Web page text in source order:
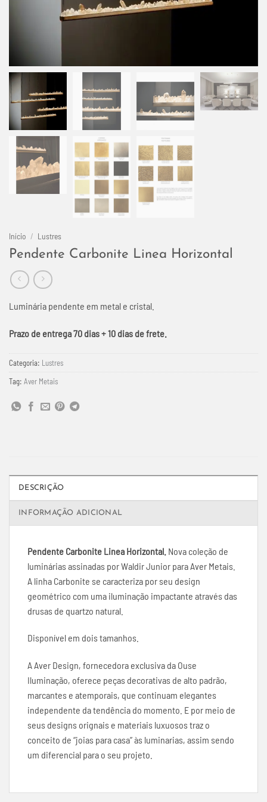
Início / Lustres
Pendente Carbonite Linea Horizontal
Luminária pendente em metal e cristal.
Prazo de entrega 70 dias + 10 dias de frete.
Categoria: Lustres
Tag: Aver Metais
DESCRIÇÃO
INFORMAÇÃO ADICIONAL
Pendente Carbonite Linea Horizontal. Nova coleção de
luminárias assinadas por Waldir Junior para Aver Metais.
A linha Carbonite se caracteriza por seu design
geométrico com uma iluminação impactante através das
drusas de quartzo natural.
Disponível em dois tamanhos.
A Aver Design, fornecedora exclusiva da Ouse
Iluminação, oferece peças decorativas de alto padrão,
marcantes e atemporais, que continuam elegantes
independente da tendência do momento. E por meio de
seus designs orignais e materiais luxuosos traz o
conceito de “joias para casa” às luminarias, assim sendo
um diferencial para o seu projeto.